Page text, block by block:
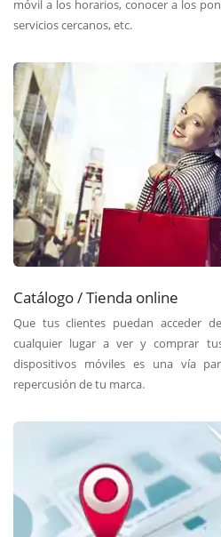
móvil a los horarios, conocer a los
servicios cercanos, etc.
Catálogo / Tienda online
Que tus clientes puedan acceder
cualquier lugar a ver y comprar
dispositivos móviles es una vía
repercusión de tu marca.